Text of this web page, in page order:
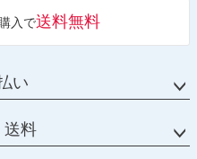
入で送料無料
い
送料